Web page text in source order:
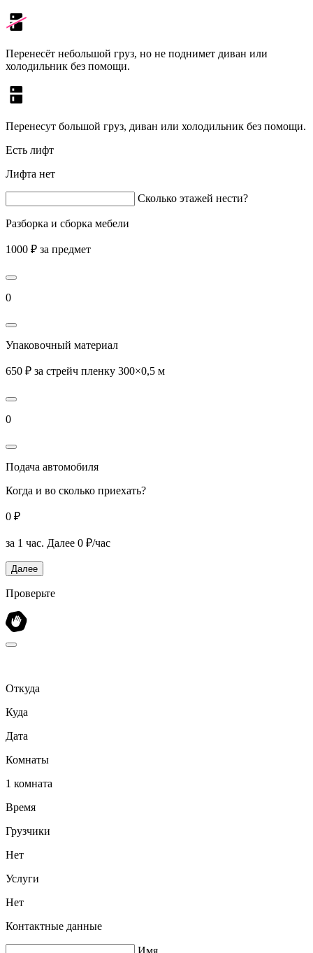
Перенесёт небольшой груз, но не поднимет диван или
холодильник без помощи.
Перенесут большой груз, диван или холодильник без помощи.
Есть лифт
Лифта нет
Сколько этажей нести?
Разборка и сборка мебели
1000 ₽ за предмет
0
Упаковочный материал
650 ₽ за стрейч пленку 300×0,5 м
0
Подача автомобиля
Когда и во сколько приехать?
0 ₽
за 1 час. Далее 0 ₽/час
Далее
Проверьте
Откуда
Куда
Дата
Комнаты
1 комната
Время
Грузчики
Нет
Услуги
Нет
Контактные данные
Имя